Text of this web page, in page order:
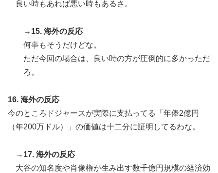
良い時もあれば悪い時もあるさ。
→15. 海外の反応
何事もそうだけどな。
ただ今回の場合は、良い時の方が圧倒的に多かっただ
ろ。
16. 海外の反応
今のところドジャースが実際に支払ってる「年俸2億円
（年200万ドル）」の価値は十二分に証明してるわな。
→17. 海外の反応
大谷の知名度や肖像権が生み出す数千億円規模の経済効